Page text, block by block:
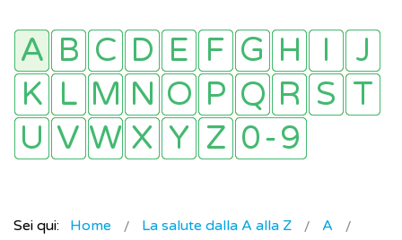
Sei qui: Home La salute dalla A alla Z
A